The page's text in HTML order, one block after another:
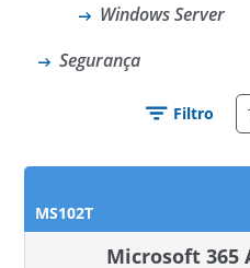
Windows Server
Segurança
Filtro
MS102T
Microsoft